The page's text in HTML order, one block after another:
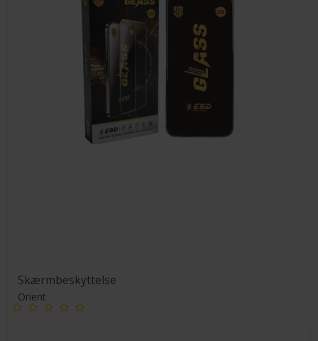
Skærmbeskyttelse
Orient